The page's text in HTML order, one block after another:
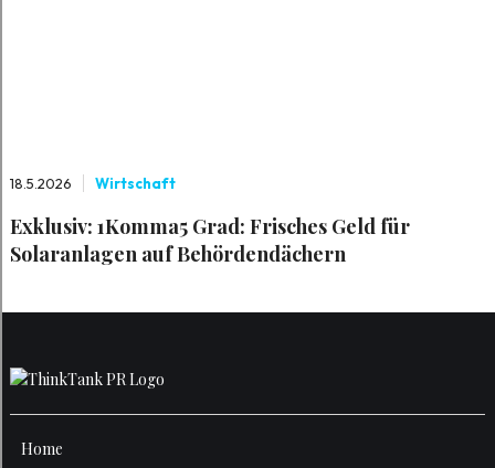
18.5.2026 Wirtschaft
Exklusiv: 1Komma5 Grad: Frisches Geld für
Solaranlagen auf Behördendächern
Home